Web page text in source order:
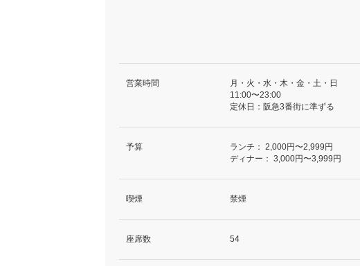
営業時間
月・火・水・木・金・土・日
11:00〜23:00
定休日：阪急3番街に準ずる
予算 ランチ： 2,000円〜2,999円
ディナー： 3,000円〜3,999円
喫煙 禁煙
座席数 54